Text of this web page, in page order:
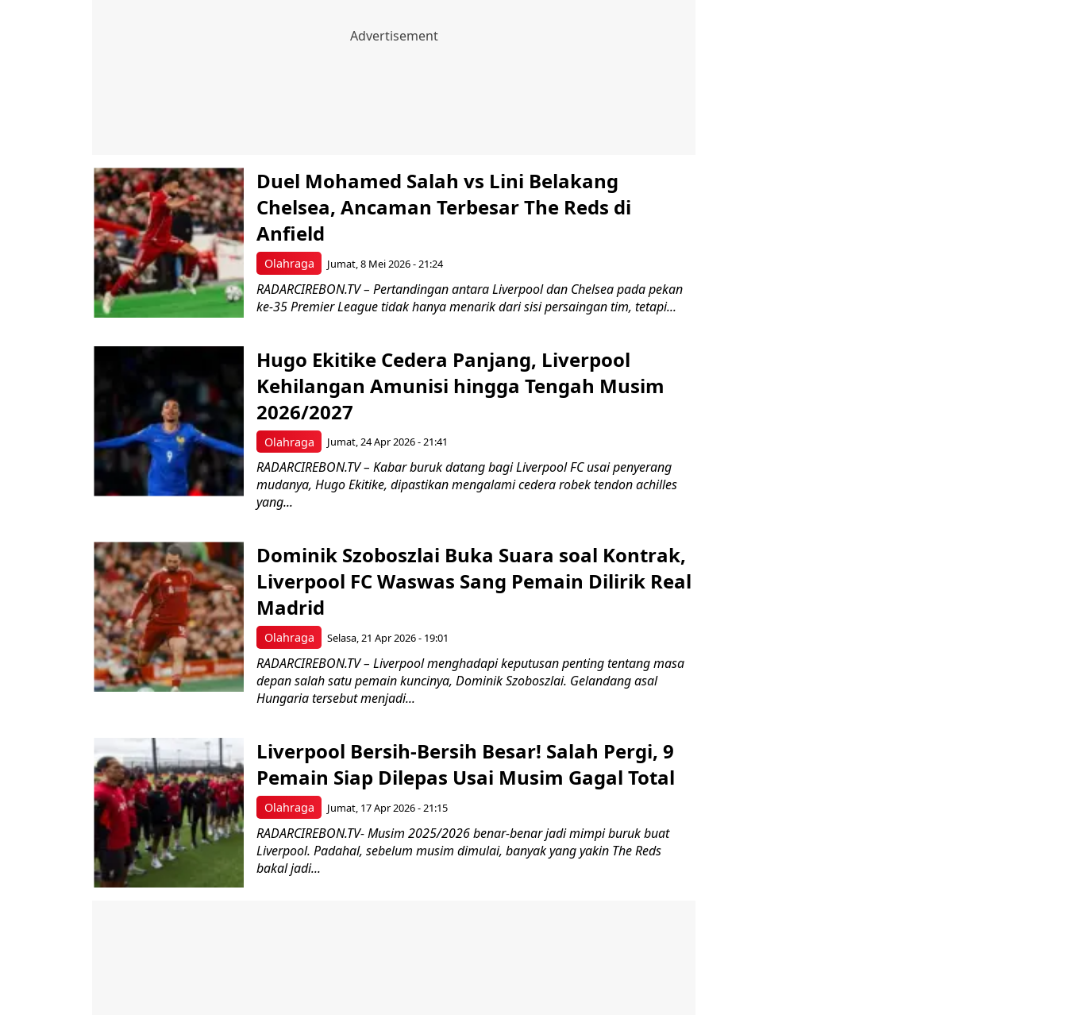
Olahraga
Duel Mohamed Salah vs Lini Belakang
Chelsea, Ancaman Terbesar The Reds di
Anfield
Jumat, 8 Mei 2026 - 21:24
RADARCIREBON.TV – Pertandingan antara Liverpool dan Chelsea pada pekan
ke-35 Premier League tidak hanya menarik dari sisi persaingan tim, tetapi...
Olahraga
Hugo Ekitike Cedera Panjang, Liverpool
Kehilangan Amunisi hingga Tengah Musim
2026/2027
Jumat, 24 Apr 2026 - 21:41
RADARCIREBON.TV – Kabar buruk datang bagi Liverpool FC usai penyerang
mudanya, Hugo Ekitike, dipastikan mengalami cedera robek tendon achilles
yang...
Olahraga
Dominik Szoboszlai Buka Suara soal Kontrak,
Liverpool FC Waswas Sang Pemain Dilirik Real
Madrid
Selasa, 21 Apr 2026 - 19:01
RADARCIREBON.TV – Liverpool menghadapi keputusan penting tentang masa
depan salah satu pemain kuncinya, Dominik Szoboszlai. Gelandang asal
Hungaria tersebut menjadi...
Olahraga
Liverpool Bersih-Bersih Besar! Salah Pergi, 9
Pemain Siap Dilepas Usai Musim Gagal Total
Jumat, 17 Apr 2026 - 21:15
RADARCIREBON.TV- Musim 2025/2026 benar-benar jadi mimpi buruk buat
Liverpool. Padahal, sebelum musim dimulai, banyak yang yakin The Reds
bakal jadi...